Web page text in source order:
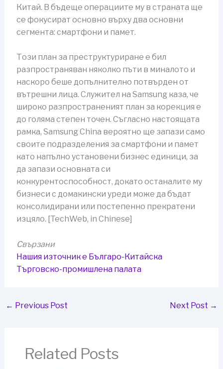
Китай. В бъдеще операциите му в страната ще
се фокусират основно върху два основни
сегмента: смартфони и памет.
Този план за преструктуриране е бил
разпространяван няколко пъти в миналото и
наскоро беше допълнително потвърден от
вътрешни лица. Служител на Samsung каза, че
широко разпространеният план за корекция е
до голяма степен точен. Съгласно настоящата
рамка, Samsung China вероятно ще запази само
своите подразделения за смартфони и памет
като напълно установени бизнес единици, за
да запази основната си
конкурентоспособност, докато останалите му
бизнеси с домакински уреди може да бъдат
консолидирани или постепенно прекратени
изцяло. [TechWeb, in Chinese]
Свързани
Нашия източник е Българо-Китайска
Търговско-промишлена палaта
← Previous Post Next Post →
Related Posts